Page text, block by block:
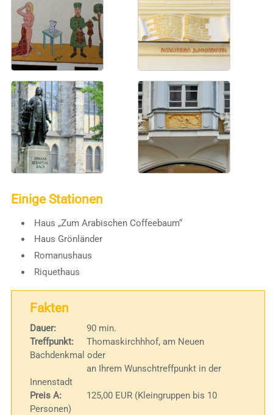
Einige Stationen
Haus „Zum Arabischen Coffeebaum“
Haus Grönländer
Romanushaus
Riquethaus
Fakten
Dauer:
90 min.
Treffpunkt:
Thomaskirchhhof, am Neuen
Bachdenkmal oder
an Ihrem Wunschtreffpunkt in der
Innenstadt
Preis A:
125,00 EUR (Kleingruppen bis 10
Personen)